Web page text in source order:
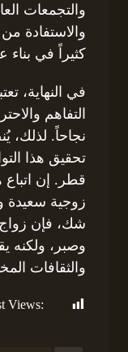
والتجمعات
والاستفادة
كثيراً في بناء
في النهاية،
التفاهم
نجاحاً. لذلك،
تحقيق هذا
قطر. إن
زوجية سعيدة
شك، فإن
وصبر، ولكنه
والثقافات
Views: